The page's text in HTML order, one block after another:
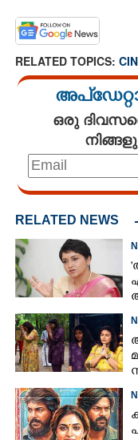
RELATED TOPICS:
ഒരു
RELATED NEWS